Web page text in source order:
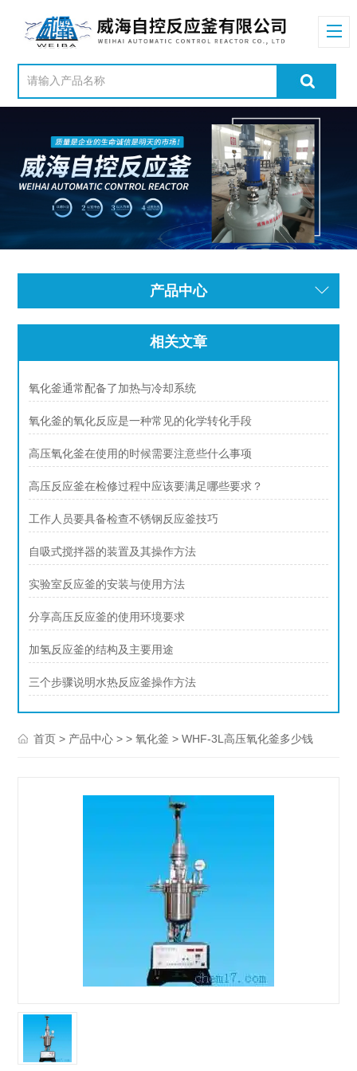
产品中心
相关文章
氧化釜通常配备了加热与冷却系统
氧化釜的氧化反应是一种常见的化学转化手段
高压氧化釜在使用的时候需要注意些什么事项
高压反应釜在检修过程中应该要满足哪些要求？
工作人员要具备检查不锈钢反应釜技巧
自吸式搅拌器的装置及其操作方法
实验室反应釜的安装与使用方法
分享高压反应釜的使用环境要求
加氢反应釜的结构及主要用途
三个步骤说明水热反应釜操作方法
首页 > 产品中心 > >氧化釜 > WHF-3L高压氧化釜多少钱